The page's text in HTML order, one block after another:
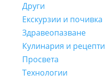
Други
Екскурзии и почивка
Здравеопазване
Кулинария и рецепти
Просвета
Технологии